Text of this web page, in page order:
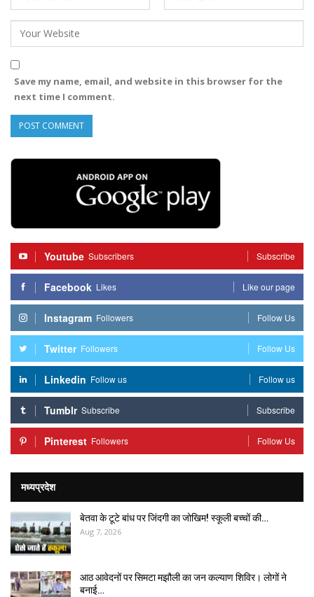
Save my name, email, and website in this browser for the
next time I comment.
Youtube Subscribers Subscribe
Facebook Likes Like our page
Instagram Followers Follow Us
Twitter Followers Follow Us
Linkedin Follow us Follow us
Tumblr Subscribe Subscribe
Pinterest Followers Follow Us
मध्यप्रदेश
बेतवा के टूटे बांध पर जिंदगी का जोखिम! स्कूली बच्चों की…
Aug 7, 2026
आठ आवेदनों पर सिमटा मझौली का जन कल्याण शिविर। लोगों ने
बनाई…